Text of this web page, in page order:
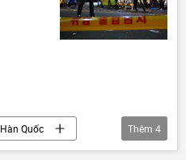
Quan điểm-Ý kiến
Hàn Quốc
Thêm 4